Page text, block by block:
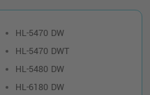
HL-5470 DW
HL-5470 DWT
HL-5480 DW
HL-6180 DW